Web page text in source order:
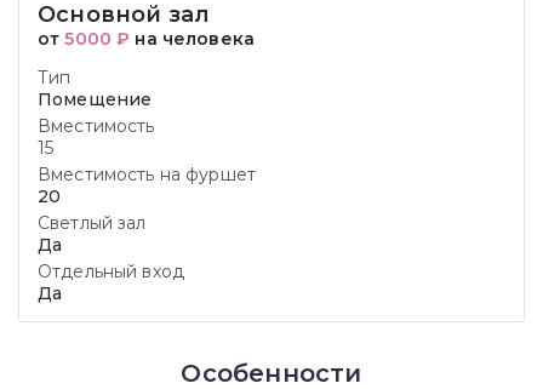
Основной зал
от5000 ₽ на человека
Тип
Помещение
Вместимость
15
Вместимость на фуршет
20
Светлый зал
Да
Отдельный вход
Да
Особенности